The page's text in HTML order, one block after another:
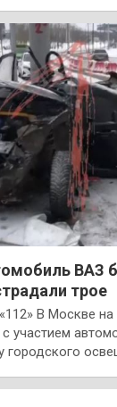
ВАЗ
трое
В Москве
участием
городского